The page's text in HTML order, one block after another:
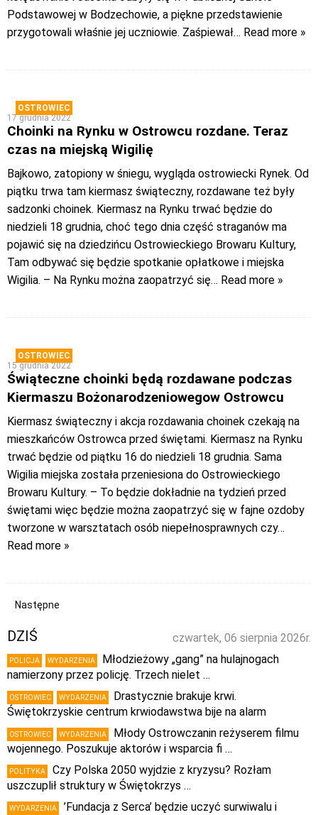
Podstawowej w Bodzechowie, a piękne przedstawienie
przygotowali właśnie jej uczniowie. Zaśpiewał… Read more »
OSTROWIEC
17 grudnia 2022
Choinki na Rynku w Ostrowcu rozdane. Teraz
czas na miejską Wigilię
Bajkowo, zatopiony w śniegu, wygląda ostrowiecki Rynek. Od
piątku trwa tam kiermasz świąteczny, rozdawane też były
sadzonki choinek. Kiermasz na Rynku trwać będzie do
niedzieli 18 grudnia, choć tego dnia część straganów ma
pojawić się na dziedzińcu Ostrowieckiego Browaru Kultury,
Tam odbywać się będzie spotkanie opłatkowe i miejska
Wigilia. – Na Rynku można zaopatrzyć się… Read more »
OSTROWIEC
15 grudnia 2022
Świąteczne choinki będą rozdawane podczas
Kiermaszu Bożonarodzeniowegow Ostrowcu
Kiermasz świąteczny i akcja rozdawania choinek czekają na
mieszkańców Ostrowca przed świętami. Kiermasz na Rynku
trwać będzie od piątku 16 do niedzieli 18 grudnia. Sama
Wigilia miejska została przeniesiona do Ostrowieckiego
Browaru Kultury. – To będzie dokładnie na tydzień przed
świętami więc będzie można zaopatrzyć się w fajne ozdoby
tworzone w warsztatach osób niepełnosprawnych czy…
Read more »
Następne
czwartek, 06 sierpnia 2026r.
DZIŚ
POLICJA WYDARZENIA
Młodzieżowy „gang” na hulajnogach
namierzony przez policję. Trzech nielet …
OSTROWIEC WYDARZENIA
Drastycznie brakuje krwi.
Świętokrzyskie centrum krwiodawstwa bije na alarm
OSTROWIEC WYDARZENIA
Młody Ostrowczanin reżyserem filmu
wojennego. Poszukuje aktorów i wsparcia fi …
POLITYKA
Czy Polska 2050 wyjdzie z kryzysu? Rozłam
uszczuplił struktury w Świętokrzys …
WYDARZENIA
’Fundacja z Serca’ będzie uczyć surwiwalu i